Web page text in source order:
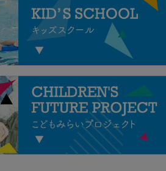
【8月】ミライク体験会開催
中！運動センスを身につけ
るスクール！
【ミライク】 小さい内から様々な動
き通して”運動セ…
2026.08.07
【8月】ミライクダンス体験
会開催中！ダンスに挑戦し